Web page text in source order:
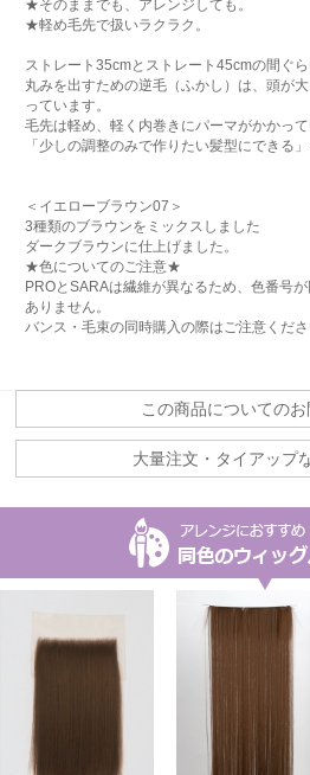
★そのままでも、アレンジしても。
★軽め毛先で扱いラクラク。
ストレート35cmとストレート45cmの間ぐら
丸みを出すための逆毛（ふかし）は、頭が
っています。
毛先は軽め、軽く内巻きにパーマがかかって
「少しの調整のみで作りたい髪型にできる
＜イエローブラウン07＞
3種類のブラウンをミックスしました
ダークブラウンに仕上げました。
★色についてのご注意★
PROとSARAは繊維が異なるため、色番号
ありません。
バンス・毛束の同時購入の際はご注意くださ
この商品についての
大量注文・タイアップ